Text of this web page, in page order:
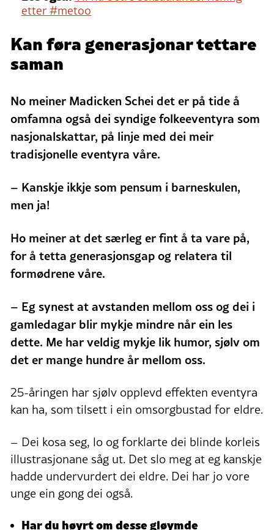
etter #metoo
Kan føra generasjonar tettare
saman
No meiner Madicken Schei det er på tide å
omfamna også dei syndige folkeeventyra som
nasjonalskattar, på linje med dei meir
tradisjonelle eventyra våre.
– Kanskje ikkje som pensum i barneskulen,
men ja!
Ho meiner at det særleg er fint å ta vare på,
for å tetta generasjonsgap og relatera til
formødrene våre.
– Eg synest at avstanden mellom oss og dei i
gamledagar blir mykje mindre når ein les
dette. Me har veldig mykje lik humor, sjølv om
det er mange hundre år mellom oss.
25-åringen har sjølv opplevd effekten eventyra
kan ha, som tilsett i ein omsorgbustad for eldre.
– Dei kosa seg, lo og forklarte dei blinde korleis
illustrasjonane såg ut. Det slo meg at eg kanskje
hadde undervurdert dei eldre. Dei har jo vore
unge ein gong dei også.
Har du høyrt om desse gløymde